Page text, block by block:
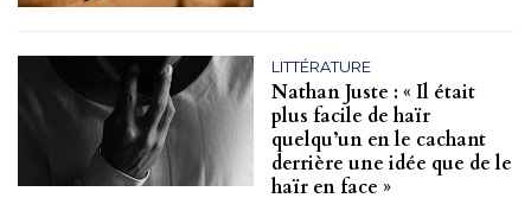
LITTÉRATURE
Nathan Juste : « Il était
plus facile de haïr
quelqu’un en le cachant
derrière une idée que de le
haïr en face »